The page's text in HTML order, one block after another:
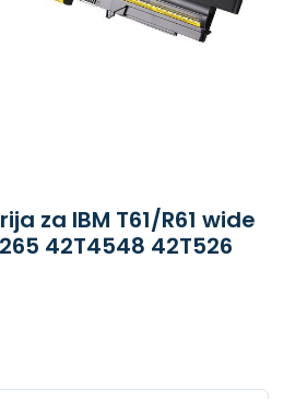
za IBM T61/R61 wide
42T4548 42T526